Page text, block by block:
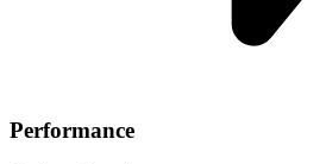
Performance